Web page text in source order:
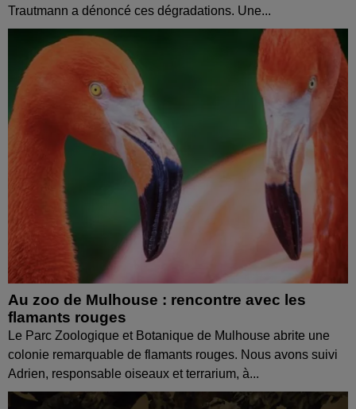
Trautmann a dénoncé ces dégradations. Une...
Au zoo de Mulhouse : rencontre avec les
flamants rouges
Le Parc Zoologique et Botanique de Mulhouse abrite une
colonie remarquable de flamants rouges. Nous avons suivi
Adrien, responsable oiseaux et terrarium, à...